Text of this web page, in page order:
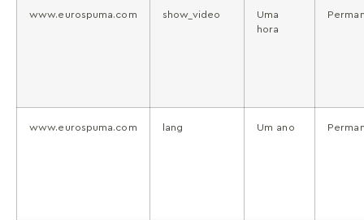
www.eurospuma.com show_video
Uma
hora
www.eurospuma.com lang Um ano